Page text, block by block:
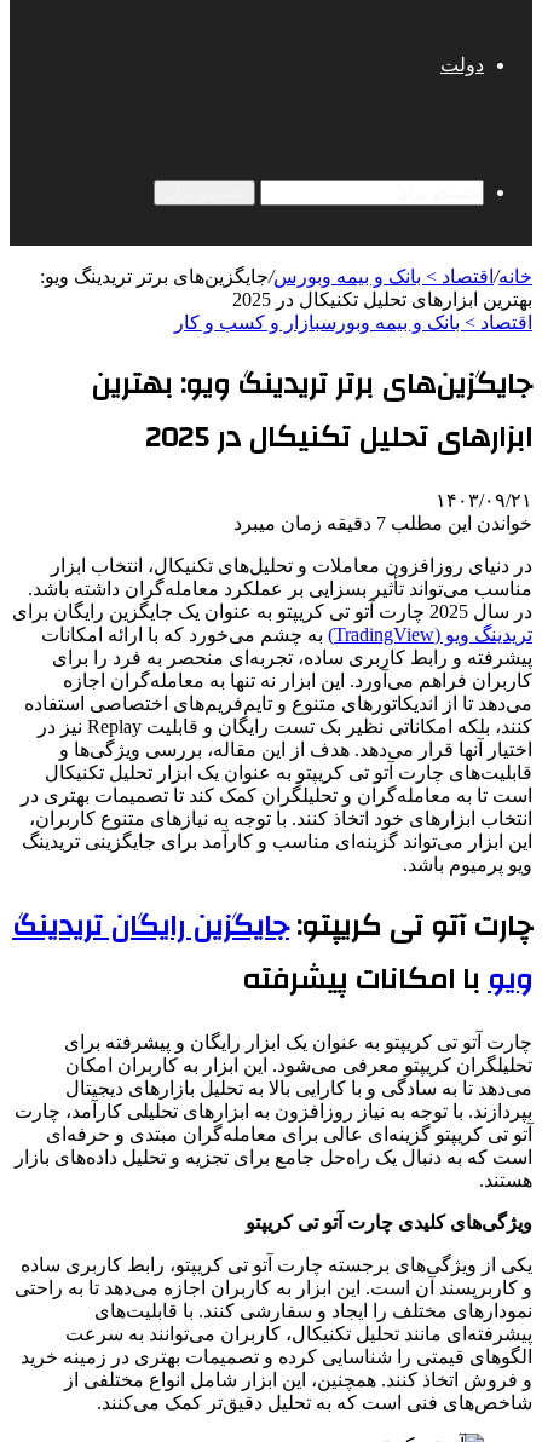
دولت
خانه/ اقتصاد > بانک و بیمه وبورس/جایگزین‌های برتر تریدینگ ویو:
بهترین ابزارهای تحلیل تکنیکال در 2025
اقتصاد > بانک و بیمه وبورسبازار و کسب و کار
جایگزین‌های برتر تریدینگ ویو: بهترین
ابزارهای تحلیل تکنیکال در 2025
۱۴۰۳/۰۹/۲۱
خواندن این مطلب 7 دقیقه زمان میبرد
در دنیای روزافزون معاملات و تحلیل‌های تکنیکال، انتخاب ابزار
مناسب می‌تواند تأثیر بسزایی بر عملکرد معامله‌گران داشته باشد.
در سال 2025 چارت آتو تی کریپتو به عنوان یک جایگزین رایگان برای
تریدینگ ویو (TradingView)
به چشم می‌خورد که با ارائه امکانات
پیشرفته و رابط کاربری ساده، تجربه‌ای منحصر به فرد را برای
کاربران فراهم می‌آورد. این ابزار نه تنها به معامله‌گران اجازه
می‌دهد تا از اندیکاتورهای متنوع و تایم‌فریم‌های اختصاصی استفاده
کنند، بلکه امکاناتی نظیر بک تست رایگان و قابلیت Replay نیز در
اختیار آنها قرار می‌دهد. هدف از این مقاله، بررسی ویژگی‌ها و
قابلیت‌های چارت آتو تی کریپتو به عنوان یک ابزار تحلیل تکنیکال
است تا به معامله‌گران و تحلیلگران کمک کند تا تصمیمات بهتری در
انتخاب ابزارهای خود اتخاذ کنند. با توجه به نیازهای متنوع کاربران،
این ابزار می‌تواند گزینه‌ای مناسب و کارآمد برای جایگزینی تریدینگ
ویو پرمیوم باشد.
چارت آتو تی کریپتو:جایگزین رایگان تریدینگ
ویوبا امکانات پیشرفته
چارت آتو تی کریپتو به عنوان یک ابزار رایگان و پیشرفته برای
تحلیلگران کریپتو معرفی می‌شود. این ابزار به کاربران امکان
می‌دهد تا به سادگی و با کارایی بالا به تحلیل بازارهای دیجیتال
بپردازند. با توجه به نیاز روزافزون به ابزارهای تحلیلی کارآمد، چارت
آتو تی کریپتو گزینه‌ای عالی برای معامله‌گران مبتدی و حرفه‌ای
است که به دنبال یک راه‌حل جامع برای تجزیه و تحلیل داده‌های بازار
هستند.
ویژگی‌های کلیدی چارت آتو تی کریپتو
یکی از ویژگی‌های برجسته چارت آتو تی کریپتو، رابط کاربری ساده
و کاربرپسند آن است. این ابزار به کاربران اجازه می‌دهد تا به راحتی
نمودارهای مختلف را ایجاد و سفارشی کنند. با قابلیت‌های
پیشرفته‌ای مانند تحلیل تکنیکال، کاربران می‌توانند به سرعت
الگوهای قیمتی را شناسایی کرده و تصمیمات بهتری در زمینه خرید
و فروش اتخاذ کنند. همچنین، این ابزار شامل انواع مختلفی از
شاخص‌های فنی است که به تحلیل دقیق‌تر کمک می‌کنند.